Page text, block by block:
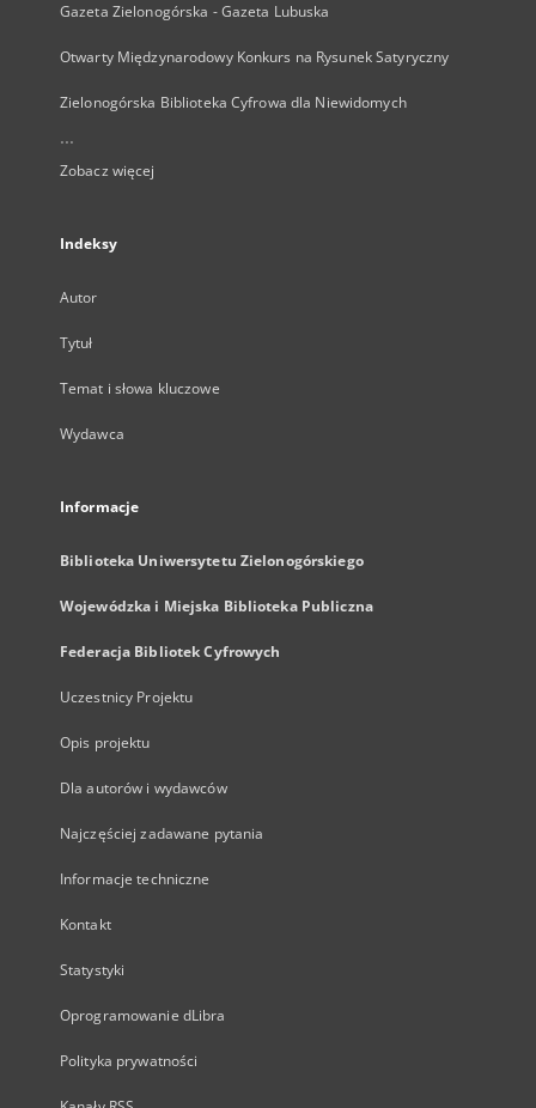
Gazeta Zielonogórska - Gazeta Lubuska
Otwarty Międzynarodowy Konkurs na Rysunek Satyryczny
Zielonogórska Biblioteka Cyfrowa dla Niewidomych
...
Zobacz więcej
Indeksy
Autor
Tytuł
Temat i słowa kluczowe
Wydawca
Informacje
Biblioteka Uniwersytetu Zielonogórskiego
Wojewódzka i Miejska Biblioteka Publiczna
Federacja Bibliotek Cyfrowych
Uczestnicy Projektu
Opis projektu
Dla autorów i wydawców
Najczęściej zadawane pytania
Informacje techniczne
Kontakt
Statystyki
Oprogramowanie dLibra
Polityka prywatności